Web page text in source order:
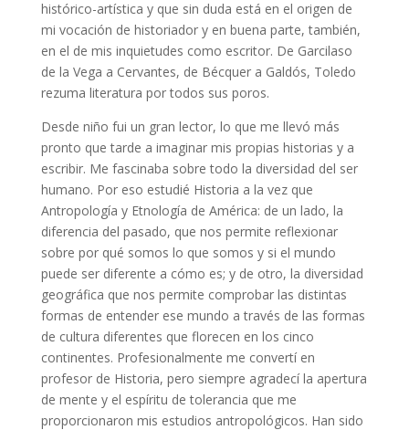
histórico-artística y que sin duda está en el origen de
mi vocación de historiador y en buena parte, también,
en el de mis inquietudes como escritor. De Garcilaso
de la Vega a Cervantes, de Bécquer a Galdós, Toledo
rezuma literatura por todos sus poros.
Desde niño fui un gran lector, lo que me llevó más
pronto que tarde a imaginar mis propias historias y a
escribir. Me fascinaba sobre todo la diversidad del ser
humano. Por eso estudié Historia a la vez que
Antropología y Etnología de América: de un lado, la
diferencia del pasado, que nos permite reflexionar
sobre por qué somos lo que somos y si el mundo
puede ser diferente a cómo es; y de otro, la diversidad
geográfica que nos permite comprobar las distintas
formas de entender ese mundo a través de las formas
de cultura diferentes que florecen en los cinco
continentes. Profesionalmente me convertí en
profesor de Historia, pero siempre agradecí la apertura
de mente y el espíritu de tolerancia que me
proporcionaron mis estudios antropológicos. Han sido